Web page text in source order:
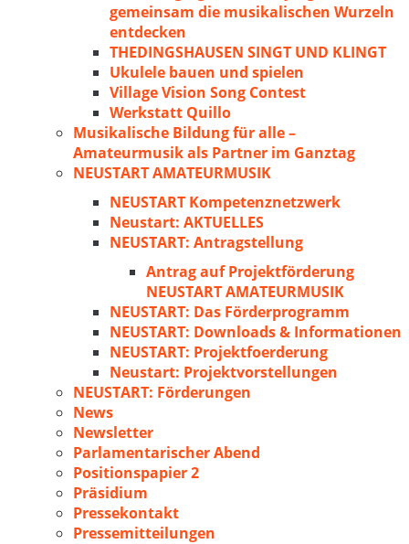
gemeinsam die musikalischen Wurzeln
entdecken
THEDINGSHAUSEN SINGT UND KLINGT
Ukulele bauen und spielen
Village Vision Song Contest
Werkstatt Quillo
Musikalische Bildung für alle –
Amateurmusik als Partner im Ganztag
NEUSTART AMATEURMUSIK
NEUSTART Kompetenznetzwerk
Neustart: AKTUELLES
NEUSTART: Antragstellung
Antrag auf Projektförderung
NEUSTART AMATEURMUSIK
NEUSTART: Das Förderprogramm
NEUSTART: Downloads & Informationen
NEUSTART: Projektfoerderung
Neustart: Projektvorstellungen
NEUSTART: Förderungen
News
Newsletter
Parlamentarischer Abend
Positionspapier 2
Präsidium
Pressekontakt
Pressemitteilungen